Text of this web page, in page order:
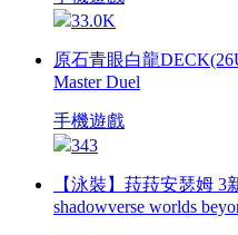
33.0K
原石青眼白龍
Master Duel
手機遊戲
343
【泳裝】菈菈安瑟姆
shadowverse worlds